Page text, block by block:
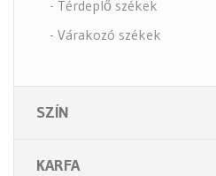
- Térdeplő székek
- Várakozó székek
- Nagy teherbírású székek
SZÍN
KARFA